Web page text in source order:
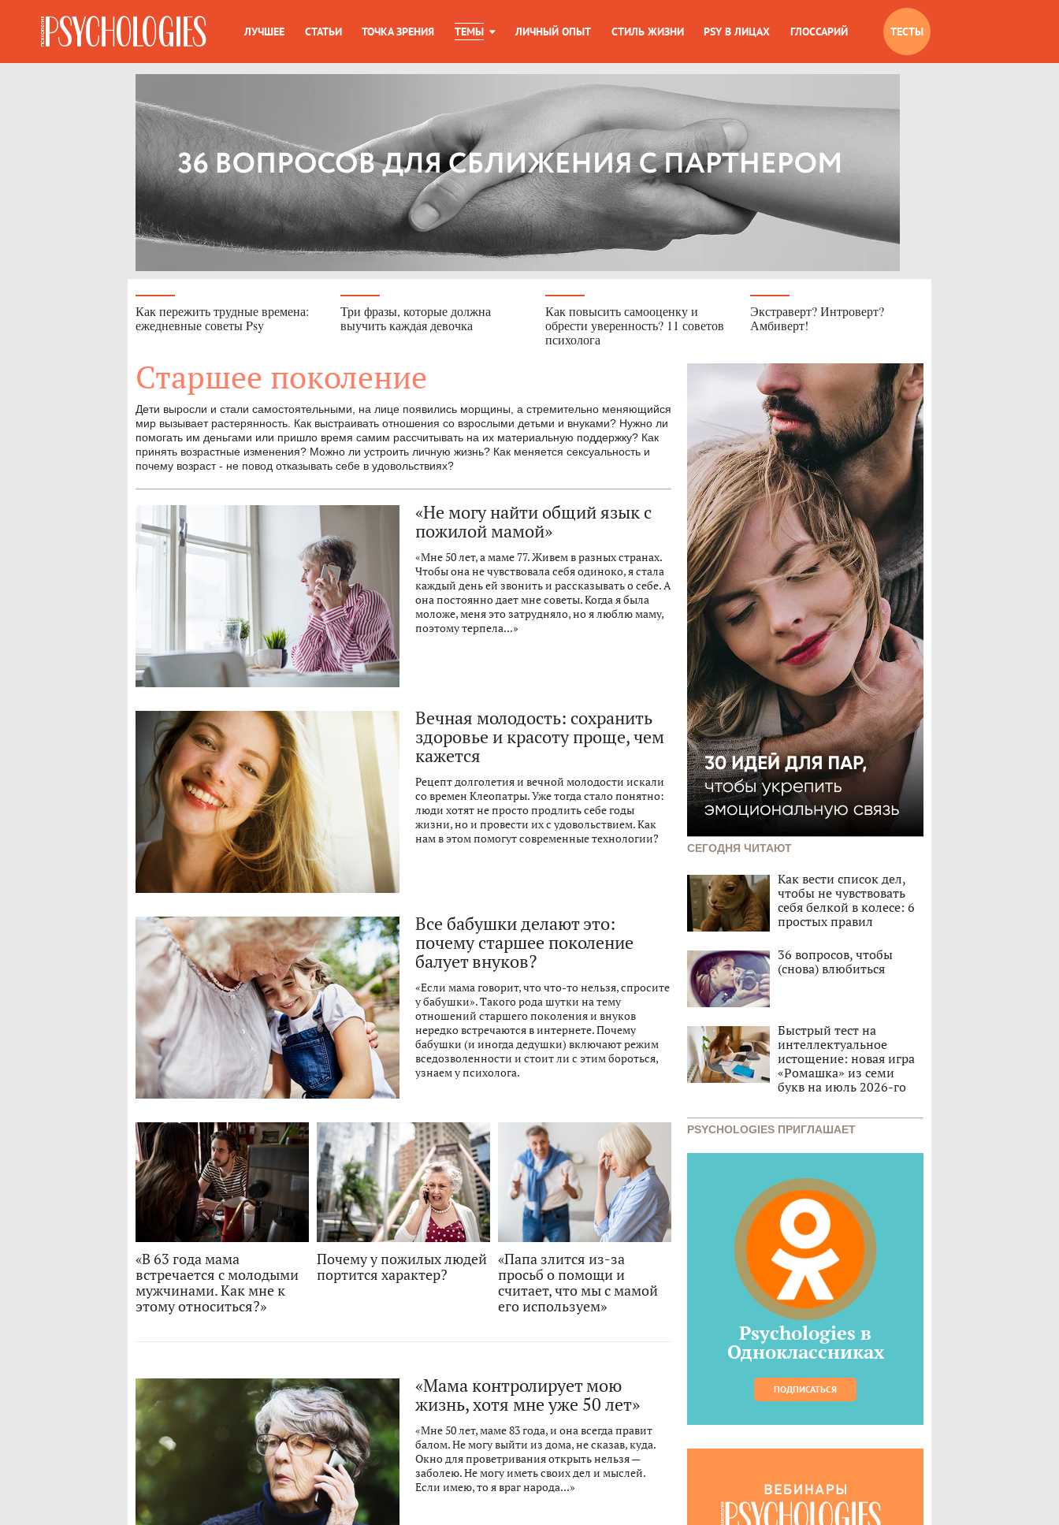
ЛУЧШЕЕ СТАТЬИ ТОЧКА ЗРЕНИЯ ТЕМЫ ЛИЧНЫЙ ОПЫТ СТИЛЬ ЖИЗНИ PSY В ЛИЦАХ ГЛОССАРИЙ ТЕСТЫ
Как пережить трудные времена:
ежедневные советы Psy
Три фразы, которые должна
выучить каждая девочка
Как повысить самооценку и
обрести уверенность? 11 советов
психолога
Экстраверт? Интроверт?
Амбиверт!
Старшее поколение
Дети выросли и стали самостоятельными, на лице появились морщины, а стремительно меняющийся
мир вызывает растерянность. Как выстраивать отношения со взрослыми детьми и внуками? Нужно ли
помогать им деньгами или пришло время самим рассчитывать на их материальную поддержку? Как
принять возрастные изменения? Можно ли устроить личную жизнь? Как меняется сексуальность и
почему возраст - не повод отказывать себе в удовольствиях?
«Не могу найти общий язык с
пожилой мамой»
«Мне 50 лет, а маме 77. Живем в разных странах.
Чтобы она не чувствовала себя одиноко, я стала
каждый день ей звонить и рассказывать о себе. А
она постоянно дает мне советы. Когда я была
моложе, меня это затрудняло, но я люблю маму,
поэтому терпела...»
Вечная молодость: сохранить
здоровье и красоту проще, чем
кажется
Рецепт долголетия и вечной молодости искали
со времен Клеопатры. Уже тогда стало понятно:
люди хотят не просто продлить себе годы
жизни, но и провести их с удовольствием. Как
нам в этом помогут современные технологии?
Все бабушки делают это:
почему старшее поколение
балует внуков?
«Если мама говорит, что что-то нельзя, спросите
у бабушки». Такого рода шутки на тему
отношений старшего поколения и внуков
нередко встречаются в интернете. Почему
бабушки (и иногда дедушки) включают режим
вседозволенности и стоит ли с этим бороться,
узнаем у психолога.
«В 63 года мама
встречается с молодыми
мужчинами. Как мне к
этому относиться?»
Почему у пожилых людей
портится характер?
«Папа злится из-за
просьб о помощи и
считает, что мы с мамой
его используем»
«Мама контролирует мою
жизнь, хотя мне уже 50 лет»
«Мне 50 лет, маме 83 года, и она всегда правит
балом. Не могу выйти из дома, не сказав, куда.
Окно для проветривания открыть нельзя —
заболею. Не могу иметь своих дел и мыслей.
Если имею, то я враг народа...»
СЕГОДНЯ ЧИТАЮТ
Как вести список дел,
чтобы не чувствовать
себя белкой в колесе: 6
простых правил
36 вопросов, чтобы
(снова) влюбиться
Быстрый тест на
интеллектуальное
истощение: новая игра
«Ромашка» из семи
букв на июль 2026-го
PSYCHOLOGIES ПРИГЛАШАЕТ
Psychologies в
Одноклассниках
ПОДПИСАТЬСЯ